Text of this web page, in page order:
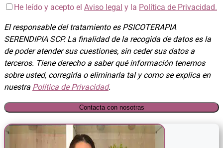
He leído y acepto el Aviso legal y la Política de Privacidad.
El responsable del tratamiento es PSICOTERAPIA
SERENDIPIA SCP. La finalidad de la recogida de datos es la
de poder atender sus cuestiones, sin ceder sus datos a
terceros. Tiene derecho a saber qué información tenemos
sobre usted, corregirla o eliminarla tal y como se explica en
nuestra Política de Privacidad.